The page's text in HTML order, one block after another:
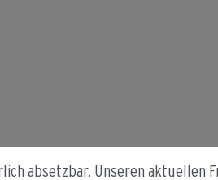
absetzbar. Unseren aktuellen